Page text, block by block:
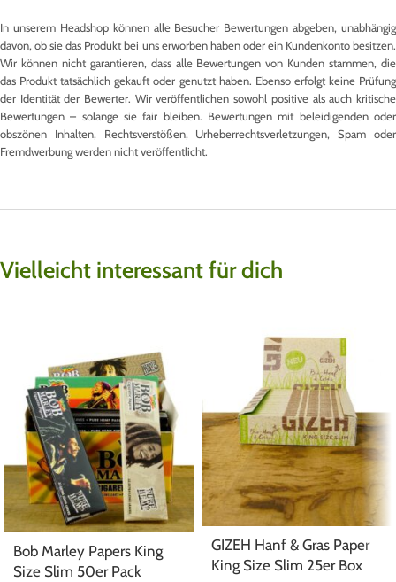
In unserem Headshop können alle Besucher Bewertungen abgeben, unabhängig
davon, ob sie das Produkt bei uns erworben haben oder ein Kundenkonto besitzen.
Wir können nicht garantieren, dass alle Bewertungen von Kunden stammen, die
das Produkt tatsächlich gekauft oder genutzt haben. Ebenso erfolgt keine Prüfung
der Identität der Bewerter. Wir veröffentlichen sowohl positive als auch kritische
Bewertungen – solange sie fair bleiben. Bewertungen mit beleidigenden oder
obszönen Inhalten, Rechtsverstößen, Urheberrechtsverletzungen, Spam oder
Fremdwerbung werden nicht veröffentlicht.
Vielleicht interessant für dich
Bob Marley Papers King
Size Slim 50er Pack
GIZEH Hanf & Gras Paper
King Size Slim 25er Box